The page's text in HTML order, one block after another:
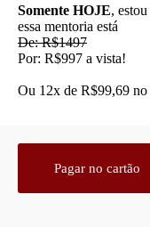
Somente HOJE,
essa mentoria está
De: R$1497
Por: R$997 a vista!
Ou 12x de R$99,69 no
Pagar no cartão